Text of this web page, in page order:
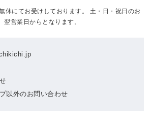
以外のお問い合わせ
休にてお受けしております。 土・日・祝日のお
営業日からとなります。